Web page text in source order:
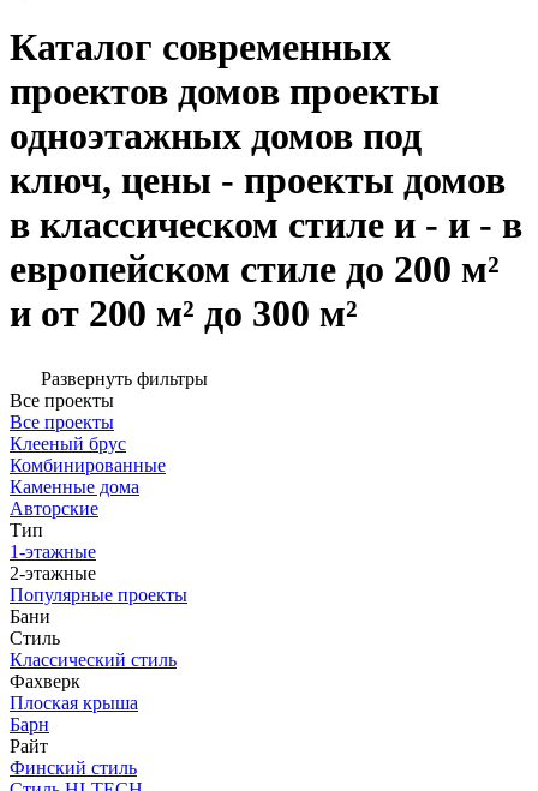
Каталог современных
проектов домов проекты
одноэтажных домов под
ключ, цены - проекты домов
в классическом стиле и - и - в
европейском стиле до 200 м²
и от 200 м² до 300 м²
Развернуть фильтры
Все проекты
Все проекты
Клееный брус
Комбинированные
Каменные дома
Авторские
Тип
1-этажные
2-этажные
Популярные проекты
Бани
Стиль
Классический стиль
Фахверк
Плоская крыша
Барн
Райт
Финский стиль